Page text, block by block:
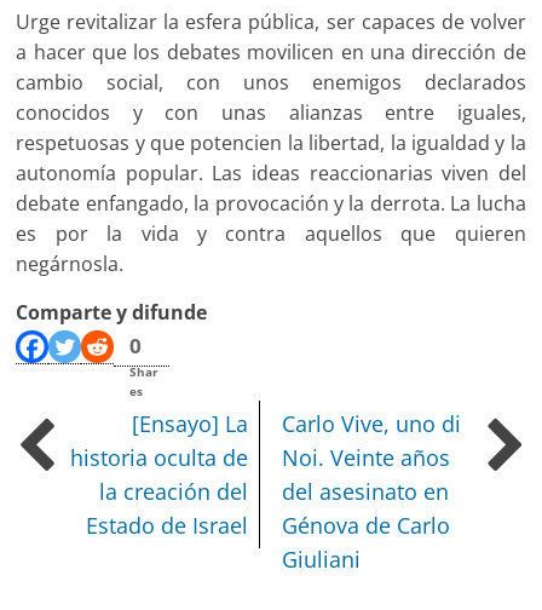
Urge revitalizar la esfera pública, ser capaces de volver
a hacer que los debates movilicen en una dirección de
cambio social, con unos enemigos declarados
conocidos y con unas alianzas entre iguales,
respetuosas y que potencien la libertad, la igualdad y la
autonomía popular. Las ideas reaccionarias viven del
debate enfangado, la provocación y la derrota. La lucha
es por la vida y contra aquellos que quieren
negárnosla.
Comparte y difunde
0
Shar
es
[Ensayo] La
historia oculta de
la creación del
Estado de Israel
Carlo Vive, uno di
Noi. Veinte años
del asesinato en
Génova de Carlo
Giuliani